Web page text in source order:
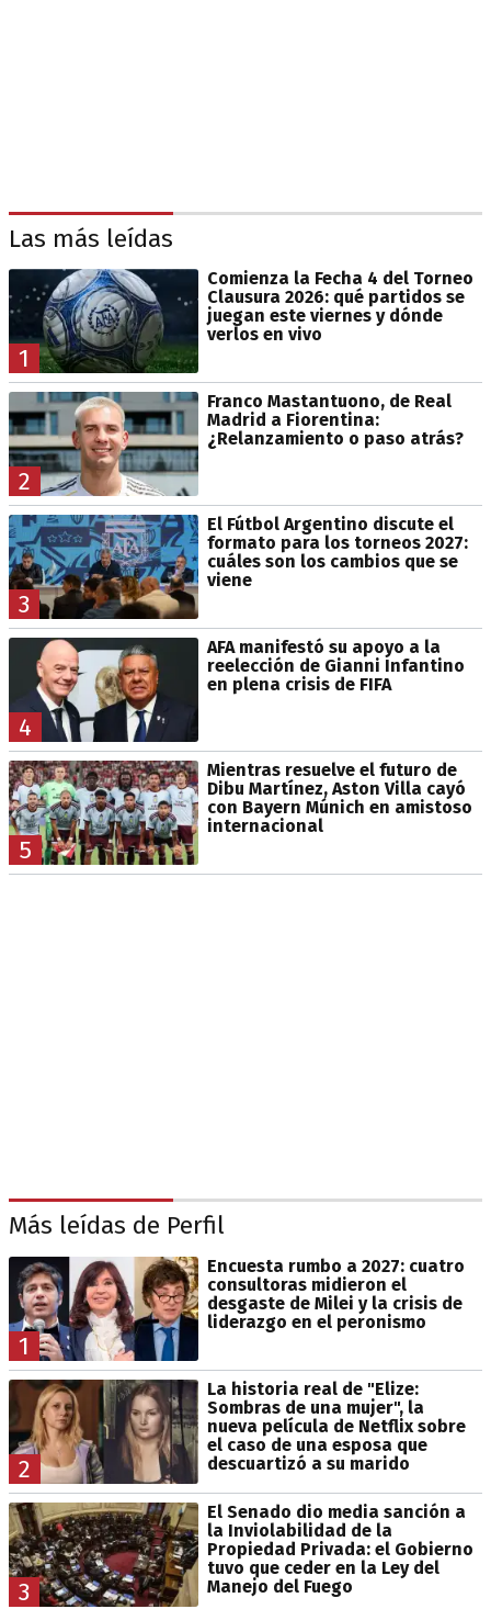
Las más leídas
1
Comienza la Fecha 4 del Torneo
Clausura 2026: qué partidos se
juegan este viernes y dónde
verlos en vivo
2
Franco Mastantuono, de Real
Madrid a Fiorentina:
¿Relanzamiento o paso atrás?
3
El Fútbol Argentino discute el
formato para los torneos 2027:
cuáles son los cambios que se
viene
4
AFA manifestó su apoyo a la
reelección de Gianni Infantino
en plena crisis de FIFA
5
Mientras resuelve el futuro de
Dibu Martínez, Aston Villa cayó
con Bayern Múnich en amistoso
internacional
Más leídas de Perfil
1
Encuesta rumbo a 2027: cuatro
consultoras midieron el
desgaste de Milei y la crisis de
liderazgo en el peronismo
2
La historia real de "Elize:
Sombras de una mujer", la
nueva película de Netflix sobre
el caso de una esposa que
descuartizó a su marido
3
El Senado dio media sanción a
la Inviolabilidad de la
Propiedad Privada: el Gobierno
tuvo que ceder en la Ley del
Manejo del Fuego